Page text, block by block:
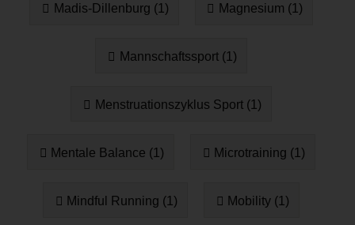
Madis-Dillenburg (1) Magnesium (1)
Mannschaftssport (1)
Menstruationszyklus Sport (1)
Mentale Balance (1) Microtraining (1)
Mindful Running (1) Mobility (1)